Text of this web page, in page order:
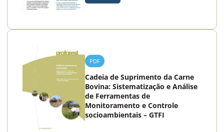
PDF
Cadeia de Suprimento da Carne
Bovina: Sistematização e Análise
de Ferramentas de
Monitoramento e Controle
socioambientais – GTFI